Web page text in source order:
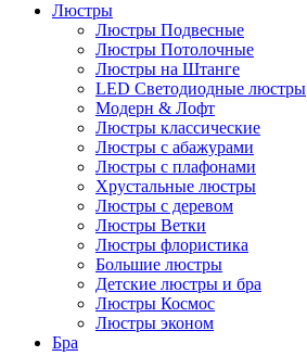
Люстры
Люстры Подвесные
Люстры Потолочные
Люстры на Штанге
LED Светодиодные люстры
Модерн & Лофт
Люстры классические
Люстры с абажурами
Люстры с плафонами
Хрустальные люстры
Люстры с деревом
Люстры Ветки
Люстры флористика
Большие люстры
Детские люстры и бра
Люстры Космос
Люстры эконом
Бра